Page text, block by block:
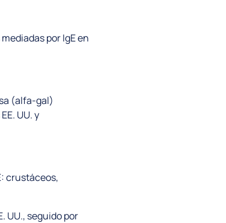
por IgE en
(alfa-gal)
UU. y
crustáceos,
UU., seguido por